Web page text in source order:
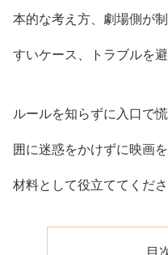
本的な考え方、劇場側が
すいケース、トラブルを
ルールを知らずに入口で
囲に迷惑をかけずに映画
材料として役立ててくださ
目